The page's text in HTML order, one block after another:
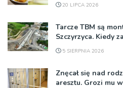
20 LIPCA 2026
Tarcze TBM są
Szczyrzyca. Kiedy
5 SIERPNIA 2026
Znęcał się nad
aresztu. Grozi mu